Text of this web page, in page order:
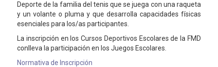
Deporte de la familia del tenis que se juega con una raqueta
y un volante o pluma y que desarrolla capacidades físicas
esenciales para los/as participantes.
La inscripción en los Cursos Deportivos Escolares de la FMD
conlleva la participación en los Juegos Escolares.
Normativa de Inscripción